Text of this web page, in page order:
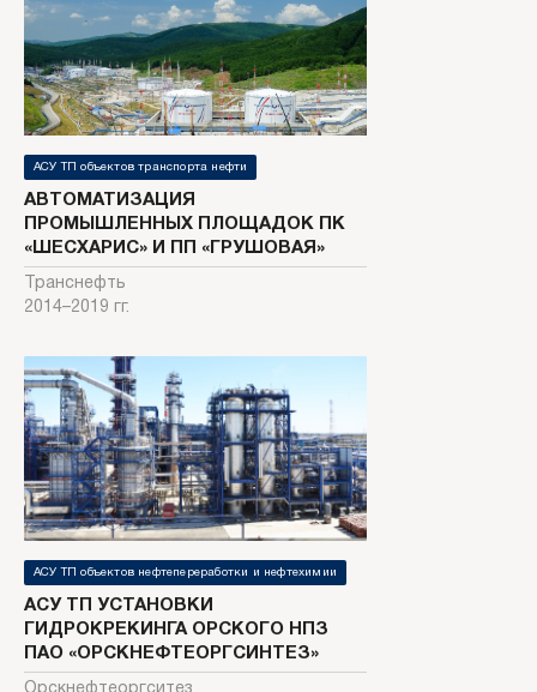
АСУ ТП объектов транспорта нефти
АВТОМАТИЗАЦИЯ
ПРОМЫШЛЕННЫХ ПЛОЩАДОК ПК
«ШЕСХАРИС» И ПП «ГРУШОВАЯ»
Транснефть
2014–2019 гг.
АСУ ТП объектов нефтепереработки и нефтехимии
АСУ ТП УСТАНОВКИ
ГИДРОКРЕКИНГА ОРСКОГО НПЗ
ПАО «ОРСКНЕФТЕОРГСИНТЕЗ»
Орскнефтеоргситез